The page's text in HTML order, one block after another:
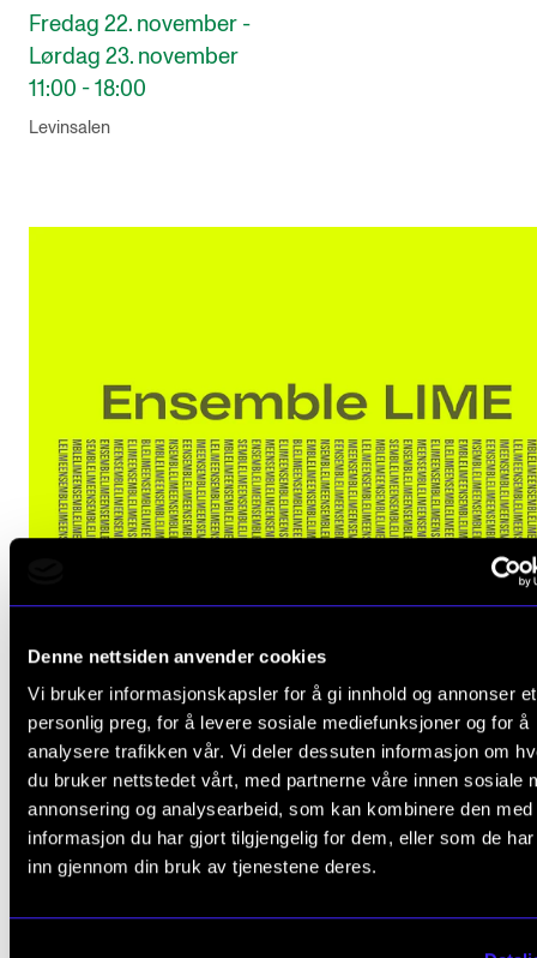
Denne nettsiden anvender cookies
Vi bruker informasjonskapsler for å gi innhold og annonser et
personlig preg, for å levere sosiale mediefunksjoner og for å
analysere trafikken vår. Vi deler dessuten informasjon om
du bruker nettstedet vårt, med partnerne våre innen sosiale
annonsering og analysearbeid, som kan kombinere den med
informasjon du har gjort tilgjengelig for dem, eller som de
inn gjennom din bruk av tjenestene deres.
Fredag 22. november -
Lørdag 23. november
11:00 - 18:00
Levinsalen
SAMTIDSMUSIKK OG ELEKTRONISK MUSIKK
Ensemble LIME: Surt og kort
Lørdag 23. november 2024 18:00